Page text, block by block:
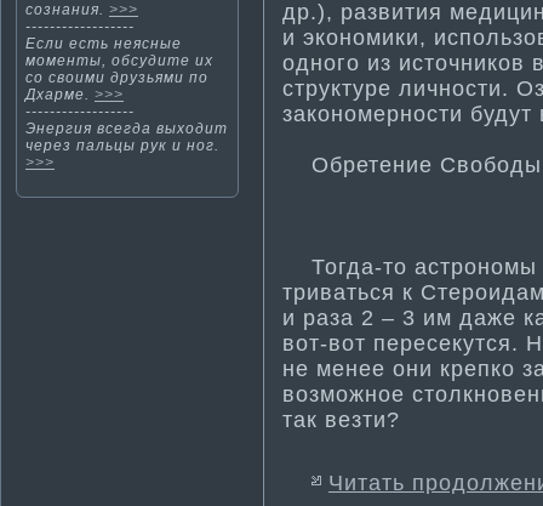
сознания. >>>
------------------
Если есть неясные
мοменты, обсудите их
со своими друзьями по
Дхарме. >>>
------------------
Энергия всегда выходит
через пальцы рук и нοг.
>>>
др.), развити­я
и экономики,
одного из источников
структуре личности­.
закономерности­
Обретение Свободы
Тогда-то астрономы
триваться к
и раза 2 – 3 им даже
вот-вот пересекутся.
не менее они крепко
возможное
так везти­?
Читать